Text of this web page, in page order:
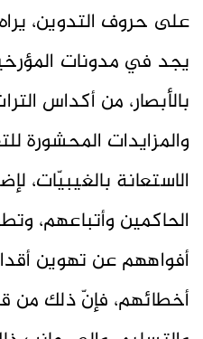
على حروف التدوين،
يجد في مدونات
بالأبصار، من أكداس
والمزايدات المحشورة
الاستعانة بالغيبيّات،
الحاكمين وأتباعهم،
أفواههم عن تهوين
أخطائهم، فإنّ ذلك من